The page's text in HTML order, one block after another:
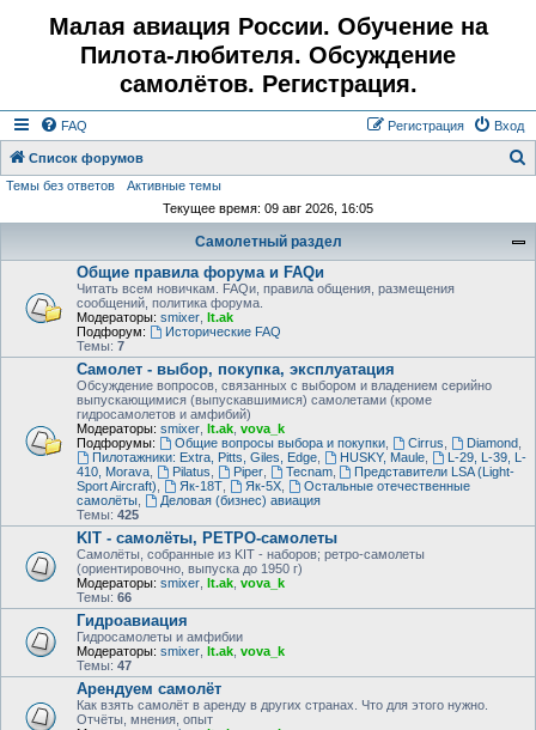
Малая авиация России. Обучение на
Пилота-любителя. Обсуждение
самолётов. Регистрация.
FAQ Вход
Регистрация
Список форумов
Темы без ответов
Активные темы
Текущее время: 09 авг 2026, 16:05
Самолетный раздел
Общие правила форума и FAQи
Читать всем новичкам. FAQи, правила общения, размещения
сообщений, политика форума.
Модераторы: smixer lt.ak
Подфорум:
Исторические FAQ
Темы: 7
Самолет - выбор, покупка, эксплуатация
Обсуждение вопросов, связанных с выбором и владением серийно
выпускающимися (выпускавшимися) самолетами (кроме
гидросамолетов и амфибий)
Модераторы: smixer lt.ak vova_k
Подфорумы:
Общие вопросы выбора и покупки, Cirrus Diamond,
Пилотажники: Extra, Pitts, Giles, Edge, HUSKY, Maule,
L-29, L-39, L-
410, Morava
Pilatus Piper, Tecnam,
Представители LSA (Light-
Sport Aircraft)
Як-18Т, Як-5Х,
Остальные отечественные
самолёты
Деловая (бизнес) авиация
Темы: 425
KIT - самолёты, РЕТРО-самолеты
Самолёты, собранные из KIT - наборов; ретро-самолеты
(ориентировочно, выпуска до 1950 г)
Модераторы: smixer lt.ak vova_k
Темы: 66
Гидроавиация
Гидросамолеты и амфибии
Модераторы: smixer lt.ak vova_k
Темы: 47
Арендуем самолёт
Как взять самолёт в аренду в других странах. Что для этого нужно.
Отчёты, мнения, опыт